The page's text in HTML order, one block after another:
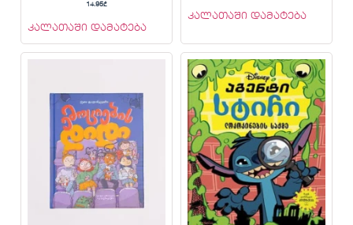
14.95₾
კალათაში დამატება
კალათაში დამატება